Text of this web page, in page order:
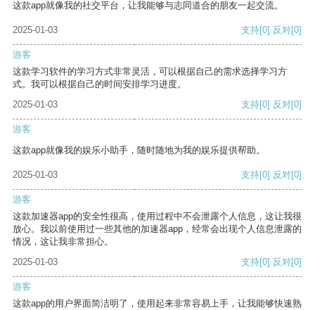
这款app就像我的社交平台，让我能够与志同道合的朋友一起交流。
2025-01-03 支持[0] 反对[0]
游客
这款学习软件的学习方式非常灵活，可以根据自己的需求选择学习方
式。我可以根据自己的时间安排学习进度。
2025-01-03
支持[0] 反对[0]
游客
这款app就像我的娱乐小助手，随时随地为我的娱乐提供帮助。
2025-01-03 支持[0] 反对[0]
游客
这款加速器app的安全性很高，使用过程中不会泄露个人信息，这让我很
放心。我以前使用过一些其他的加速器app，经常会出现个人信息泄露的
情况，这让我非常担心。
2025-01-03
支持[0] 反对[0]
游客
这款app的用户界面简洁明了，使用起来非常容易上手，让我能够快速熟